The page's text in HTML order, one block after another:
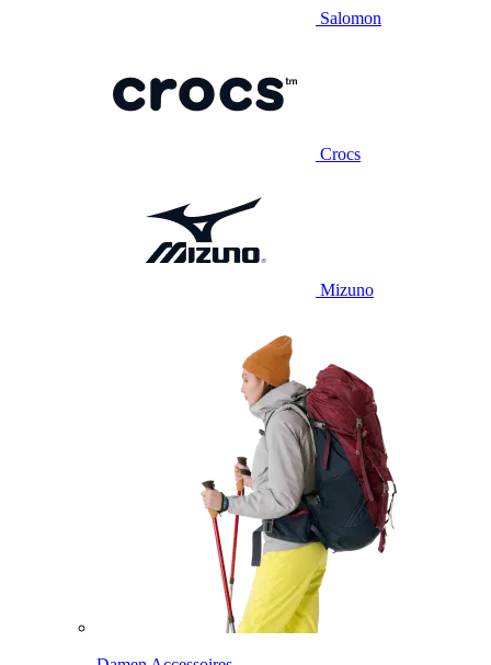
Salomon
Crocs
Mizuno